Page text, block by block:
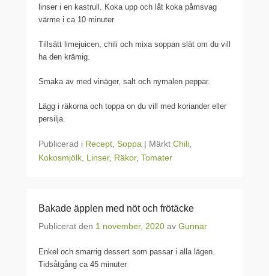
linser i en kastrull. Koka upp och låt koka påmsvag
värme i ca 10 minuter
Tillsätt limejuicen, chili och mixa soppan slät om du vill
ha den krämig.
Smaka av med vinäger, salt och nymalen peppar.
Lägg i räkorna och toppa on du vill med koriander eller
persilja.
Publicerad i Recept Soppa | Märkt Chili
Kokosmjölk Linser, Räkor, Tomater
Bakade äpplen med nöt och frötäcke
Publicerat den 1 november, 2020 av Gunnar
Enkel och smarrig dessert som passar i alla lägen.
Tidsåtgång ca 45 minuter